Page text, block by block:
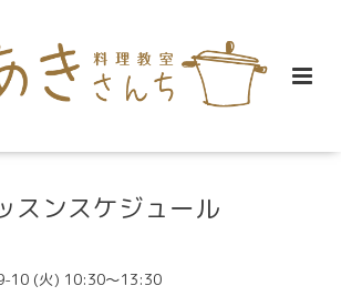
スンスケジュール
10 (火) 10:30～13:30